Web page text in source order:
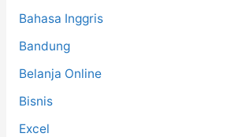
Bahasa Inggris
Bandung
Belanja Online
Bisnis
Excel